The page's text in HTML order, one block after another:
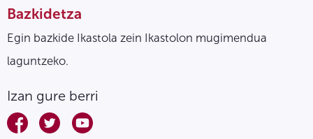
Bazkidetza
Egin bazkide Ikastola zein Ikastolon mugimendua
laguntzeko.
Izan gure berri